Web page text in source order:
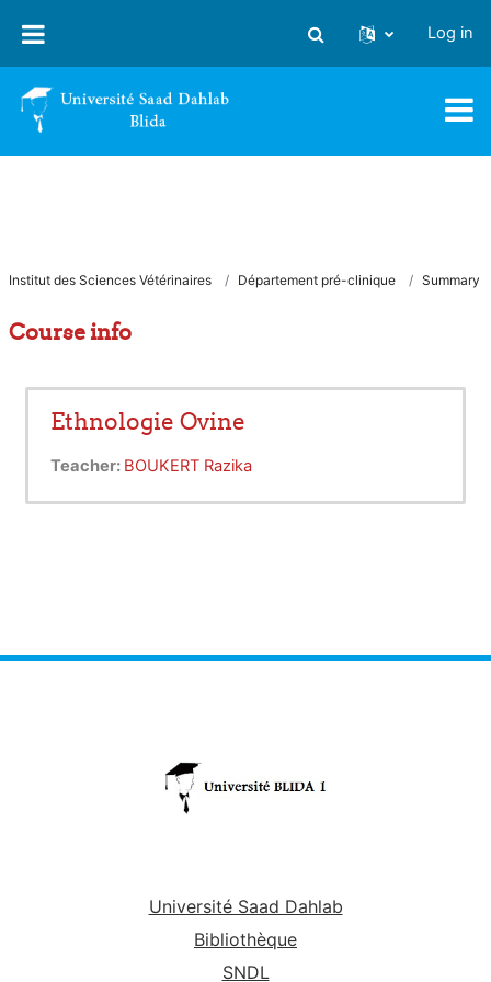
Toggle search input
Log in
Institut des Sciences Vétérinaires Département pré-clinique Summary
Course info
Ethnologie Ovine
Teacher: BOUKERT Razika
Université Saad Dahlab
Bibliothèque
SNDL